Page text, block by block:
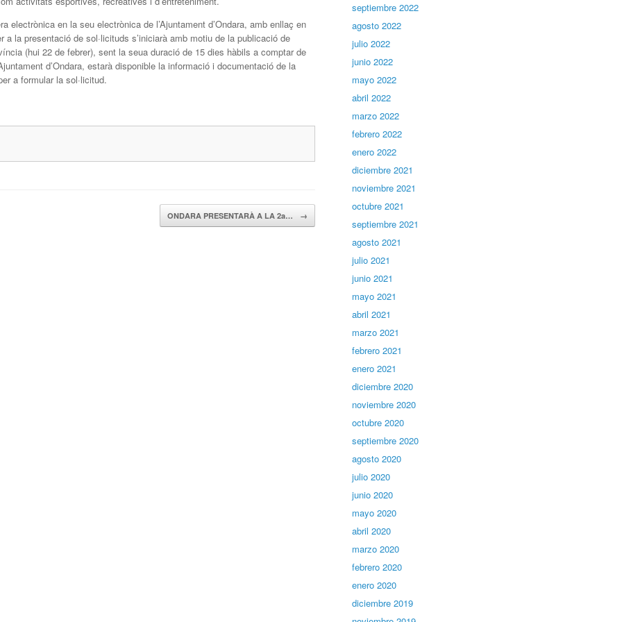
electrònica en la seu electrònica de l’Ajuntament d’Ondara, amb enllaç en
a la presentació de sol·licituds s’iniciarà amb motiu de la publicació de
(hui 22 de febrer), sent la seua duració de 15 dies hàbils a comptar de
d’Ondara, estarà disponible la informació i documentació de la
a formular la sol·licitud.
ONDARA PRESENTARÀ A LA 2a… →
septiembre 2022
agosto 2022
julio 2022
junio 2022
mayo 2022
abril 2022
marzo 2022
febrero 2022
enero 2022
diciembre 2021
noviembre 2021
octubre 2021
septiembre 2021
agosto 2021
julio 2021
junio 2021
mayo 2021
abril 2021
marzo 2021
febrero 2021
enero 2021
diciembre 2020
noviembre 2020
octubre 2020
septiembre 2020
agosto 2020
julio 2020
junio 2020
mayo 2020
abril 2020
marzo 2020
febrero 2020
enero 2020
diciembre 2019